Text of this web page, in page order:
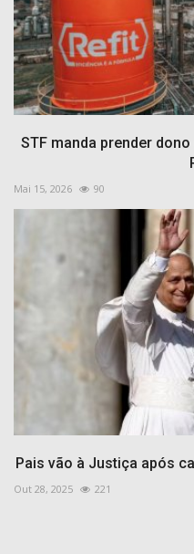
STF manda prender
Mai 15, 2026 90
Pais vão à Justiça após
Out 28, 2025 221